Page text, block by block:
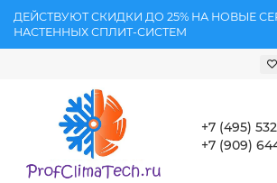
ДЕЙСТВУЮТ СКИДКИ ДО 25% НА НОВЫЕ
НАСТЕННЫХ СПЛИТ-СИСТЕМ
+7 (495)
+7 (909)